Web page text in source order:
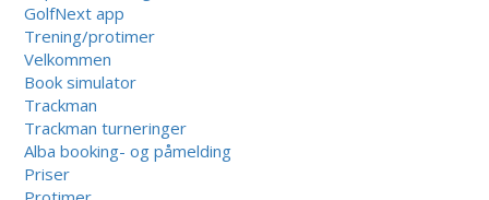
GolfNext app
Trening/protimer
Velkommen
Book simulator
Trackman
Trackman turneringer
Alba booking- og påmelding
Priser